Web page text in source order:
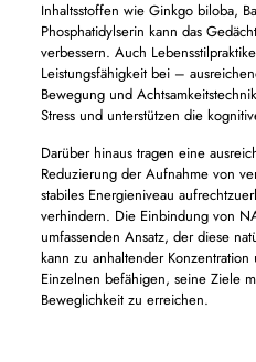
Inhaltsstoffen wie Ginkgo biloba,
Phosphatidylserin kann das
verbessern. Auch
Leistungsfähigkeit bei –
Bewegung und
Stress und unterstützen die
Darüber hinaus tragen eine
Reduzierung der Aufnahme von
stabiles Energieniveau
verhindern. Die Einbindung von
umfassenden Ansatz, der diese
kann zu anhaltender
Einzelnen befähigen, seine Ziele
Beweglichkeit zu erreichen.